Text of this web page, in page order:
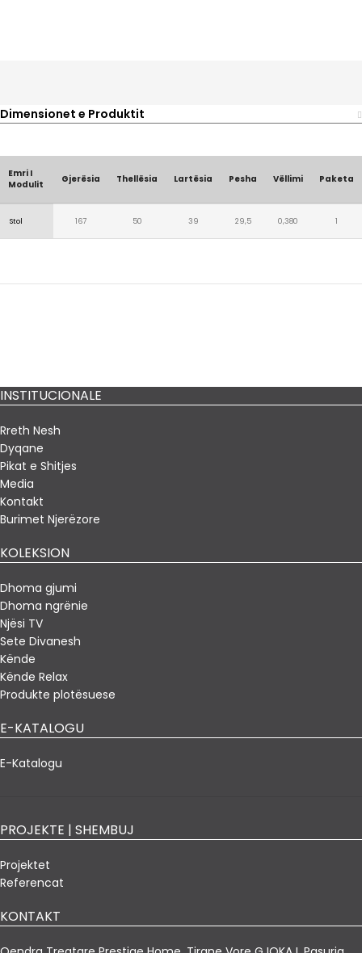
Dimensionet e Produktit
Emri I
Modulit
Gjerësia Thellësia Lartësia Pesha Vëllimi Paketa
Stol 167 50 39 29,5 0,380 1
INSTITUCIONALE
Rreth Nesh
Dyqane
Pikat e Shitjes
Media
Kontakt
Burimet Njerëzore
KOLEKSION
Dhoma gjumi
Dhoma ngrënie
Njësi TV
Sete Divanesh
Kënde
Kënde Relax
Produkte plotësuese
E-KATALOGU
E-Katalogu
PROJEKTE | SHEMBUJ
Projektet
Referencat
KONTAKT